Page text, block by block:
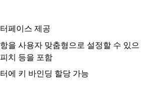
페이스 제공
을 사용자 맞춤형으로 설정할 수 있으
치 등을 포함
에 키 바인딩 할당 가능